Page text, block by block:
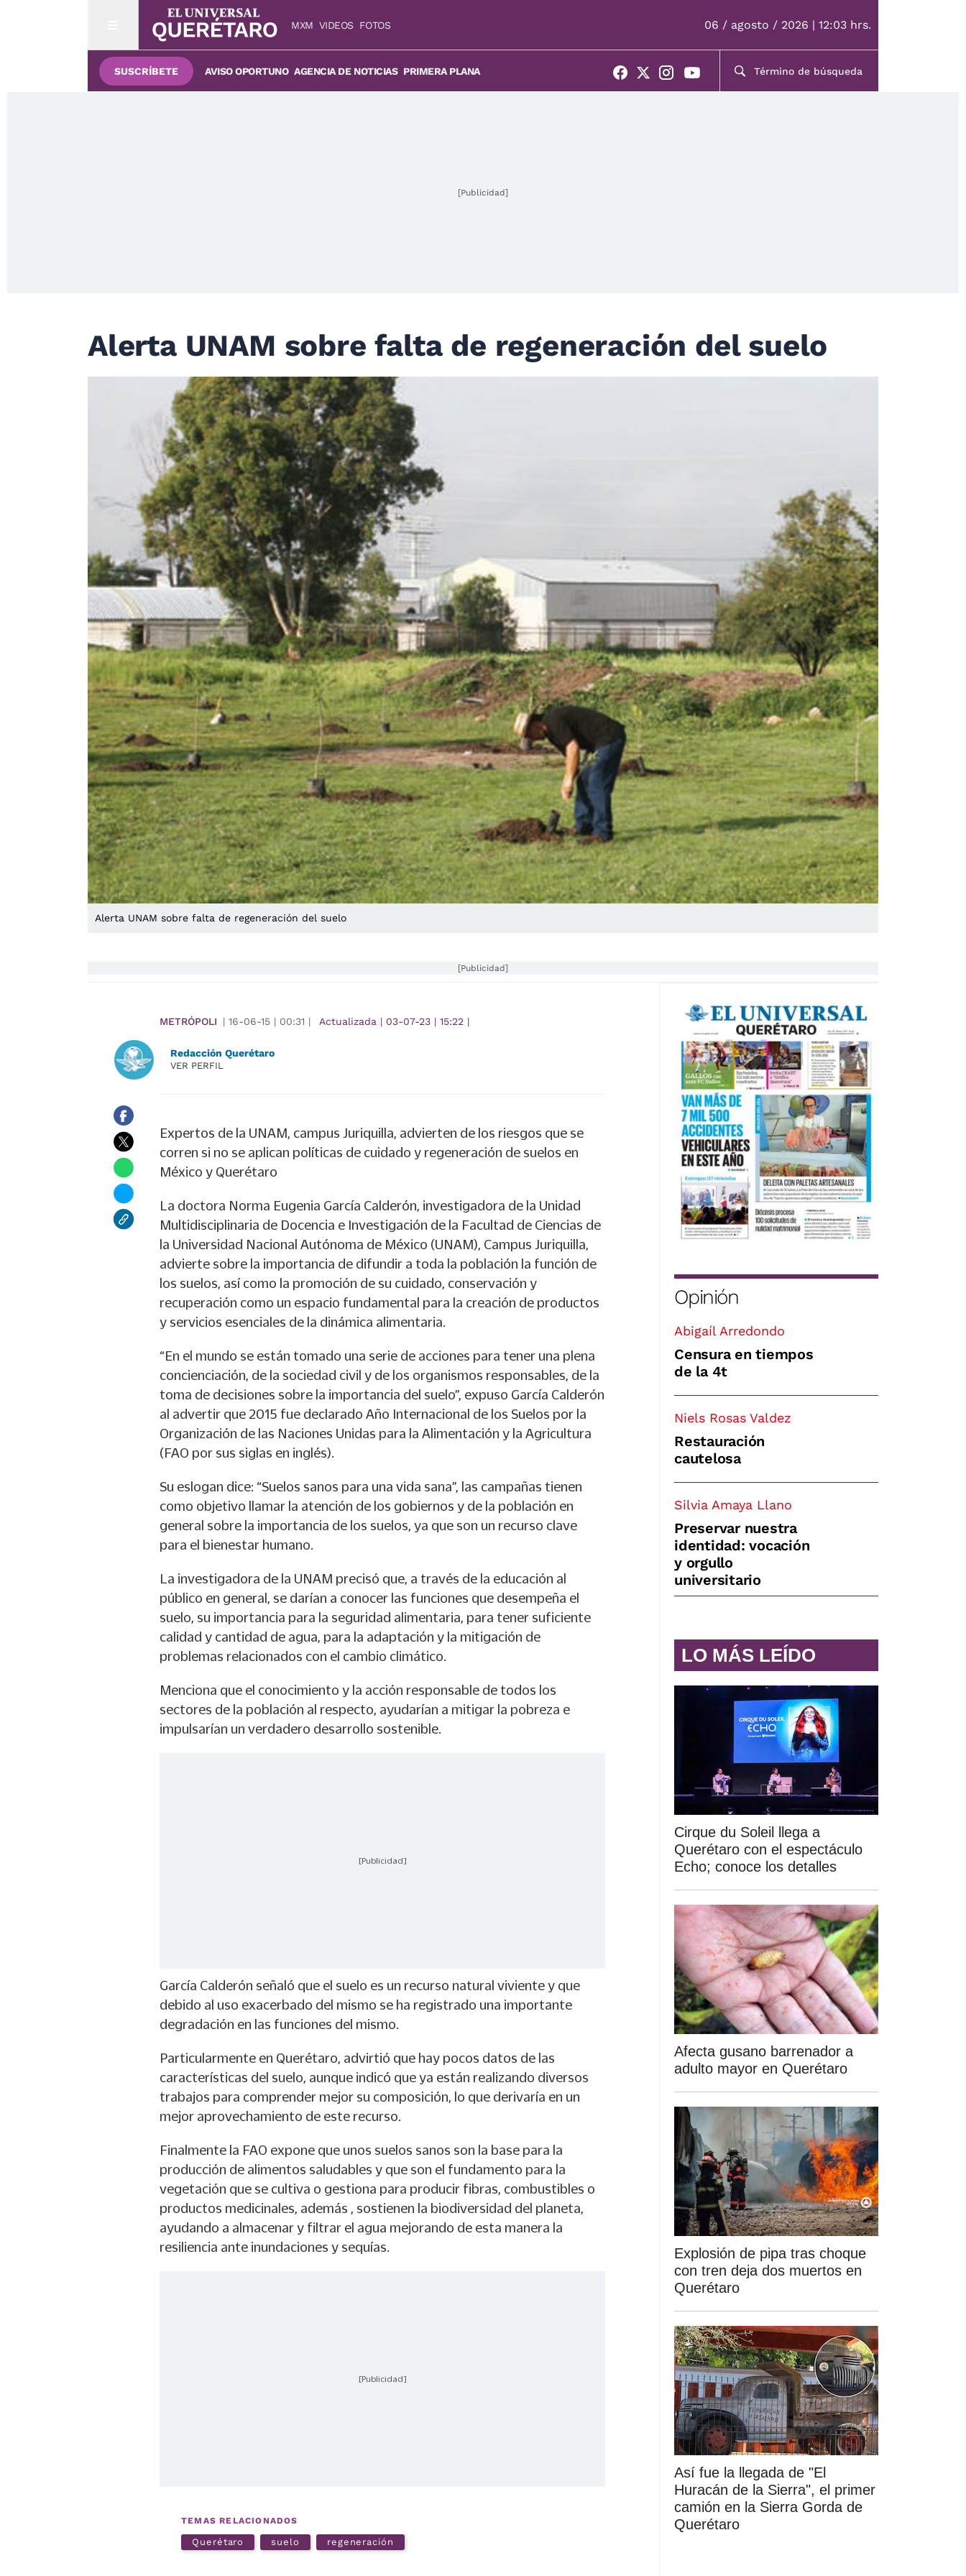
MXM VIDEOS FOTOS 06 / agosto / 2026 | 12:03 hrs.
SUSCRÍBETE AVISO OPORTUNO AGENCIA DE NOTICIAS PRIMERA PLANA
[Publicidad]
Alerta UNAM sobre falta de regeneración del suelo
Alerta UNAM sobre falta de regeneración del suelo
[Publicidad]
METRÓPOLI | 16-06-15 | 00:31 | Actualizada | 03-07-23 | 15:22 |
Redacción Querétaro
VER PERFIL
Expertos de la UNAM, campus Juriquilla, advierten de los riesgos que se
corren si no se aplican políticas de cuidado y regeneración de suelos en
México y Querétaro
La doctora Norma Eugenia García Calderón, investigadora de la Unidad
Multidisciplinaria de Docencia e Investigación de la Facultad de Ciencias de
la Universidad Nacional Autónoma de México (UNAM), Campus Juriquilla,
advierte sobre la importancia de difundir a toda la población la función de
los suelos, así como la promoción de su cuidado, conservación y
recuperación como un espacio fundamental para la creación de productos
y servicios esenciales de la dinámica alimentaria.
“En el mundo se están tomado una serie de acciones para tener una plena
concienciación, de la sociedad civil y de los organismos responsables, de la
toma de decisiones sobre la importancia del suelo”, expuso García Calderón
al advertir que 2015 fue declarado Año Internacional de los Suelos por la
Organización de las Naciones Unidas para la Alimentación y la Agricultura
(FAO por sus siglas en inglés).
Su eslogan dice: “Suelos sanos para una vida sana”, las campañas tienen
como objetivo llamar la atención de los gobiernos y de la población en
general sobre la importancia de los suelos, ya que son un recurso clave
para el bienestar humano.
La investigadora de la UNAM precisó que, a través de la educación al
público en general, se darían a conocer las funciones que desempeña el
suelo, su importancia para la seguridad alimentaria, para tener suficiente
calidad y cantidad de agua, para la adaptación y la mitigación de
problemas relacionados con el cambio climático.
Menciona que el conocimiento y la acción responsable de todos los
sectores de la población al respecto, ayudarían a mitigar la pobreza e
impulsarían un verdadero desarrollo sostenible.
[Publicidad]
García Calderón señaló que el suelo es un recurso natural viviente y que
debido al uso exacerbado del mismo se ha registrado una importante
degradación en las funciones del mismo.
Particularmente en Querétaro, advirtió que hay pocos datos de las
características del suelo, aunque indicó que ya están realizando diversos
trabajos para comprender mejor su composición, lo que derivaría en un
mejor aprovechamiento de este recurso.
Finalmente la FAO expone que unos suelos sanos son la base para la
producción de alimentos saludables y que son el fundamento para la
vegetación que se cultiva o gestiona para producir fibras, combustibles o
productos medicinales, además , sostienen la biodiversidad del planeta,
ayudando a almacenar y filtrar el agua mejorando de esta manera la
resiliencia ante inundaciones y sequías.
[Publicidad]
TEMAS RELACIONADOS
Querétaro suelo regeneración
Opinión
Abigaíl Arredondo
Censura en tiempos
de la 4t
Niels Rosas Valdez
Restauración
cautelosa
Silvia Amaya Llano
Preservar nuestra
identidad: vocación
y orgullo
universitario
LO MÁS LEÍDO
Cirque du Soleil llega a
Querétaro con el espectáculo
Echo; conoce los detalles
Afecta gusano barrenador a
adulto mayor en Querétaro
Explosión de pipa tras choque
con tren deja dos muertos en
Querétaro
Así fue la llegada de "El
Huracán de la Sierra", el primer
camión en la Sierra Gorda de
Querétaro